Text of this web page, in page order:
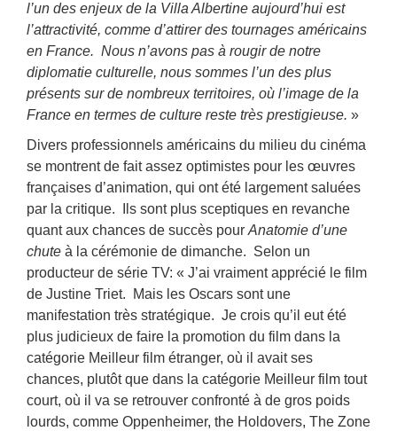
l’un des enjeux de la Villa Albertine aujourd’hui est
l’attractivité, comme d’attirer des tournages américains
en France. Nous n’avons pas à rougir de notre
diplomatie culturelle, nous sommes l’un des plus
présents sur de nombreux territoires, où l’image de la
France en termes de culture reste très prestigieuse. »
Divers professionnels américains du milieu du cinéma
se montrent de fait assez optimistes pour les œuvres
françaises d’animation, qui ont été largement saluées
par la critique. Ils sont plus sceptiques en revanche
quant aux chances de succès pour Anatomie d’une
chute à la cérémonie de dimanche. Selon un
producteur de série TV: « J’ai vraiment apprécié le film
de Justine Triet. Mais les Oscars sont une
manifestation très stratégique. Je crois qu’il eut été
plus judicieux de faire la promotion du film dans la
catégorie Meilleur film étranger, où il avait ses
chances, plutôt que dans la catégorie Meilleur film tout
court, où il va se retrouver confronté à de gros poids
lourds, comme Oppenheimer, the Holdovers, The Zone